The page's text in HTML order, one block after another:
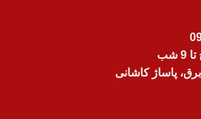
پاساژ کاشانی